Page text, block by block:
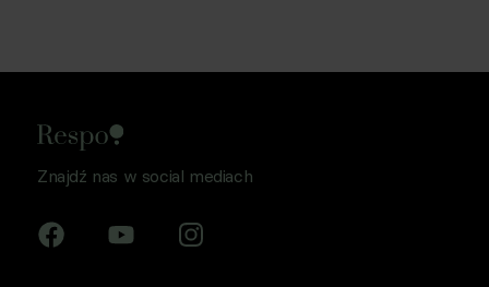
Znajdź nas w social mediach